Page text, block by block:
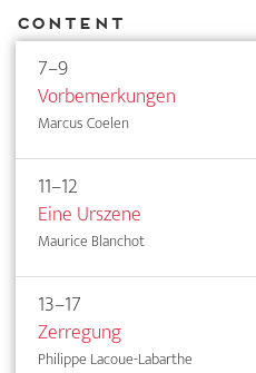
Content
7–9
Vorbemerkungen
Marcus Coelen
11–12
Eine Urszene
Maurice Blanchot
13–17
Zerregung
Philippe Lacoue-Labarthe